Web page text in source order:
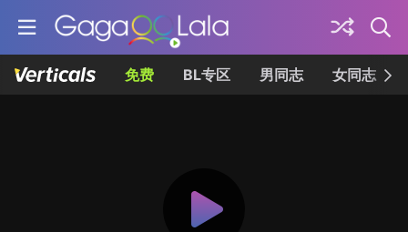
免费 BL专区 男同志 女同志